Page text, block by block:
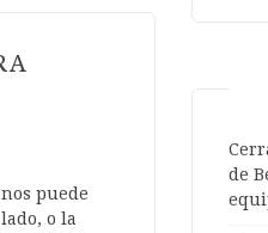
puede
o la
de